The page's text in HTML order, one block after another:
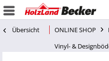
Übersicht ONLINE SHOP
Vinyl- &